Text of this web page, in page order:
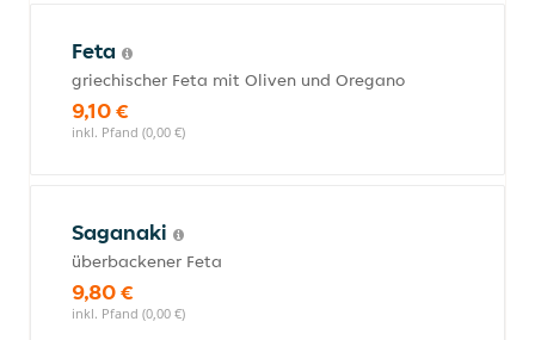
Feta
griechischer Feta mit Oliven und Oregano
9,10 €
inkl. Pfand (0,00 €)
Saganaki
überbackener Feta
9,80 €
inkl. Pfand (0,00 €)